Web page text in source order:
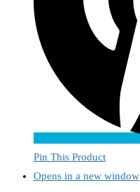
Pin This Product
Opens in a new window